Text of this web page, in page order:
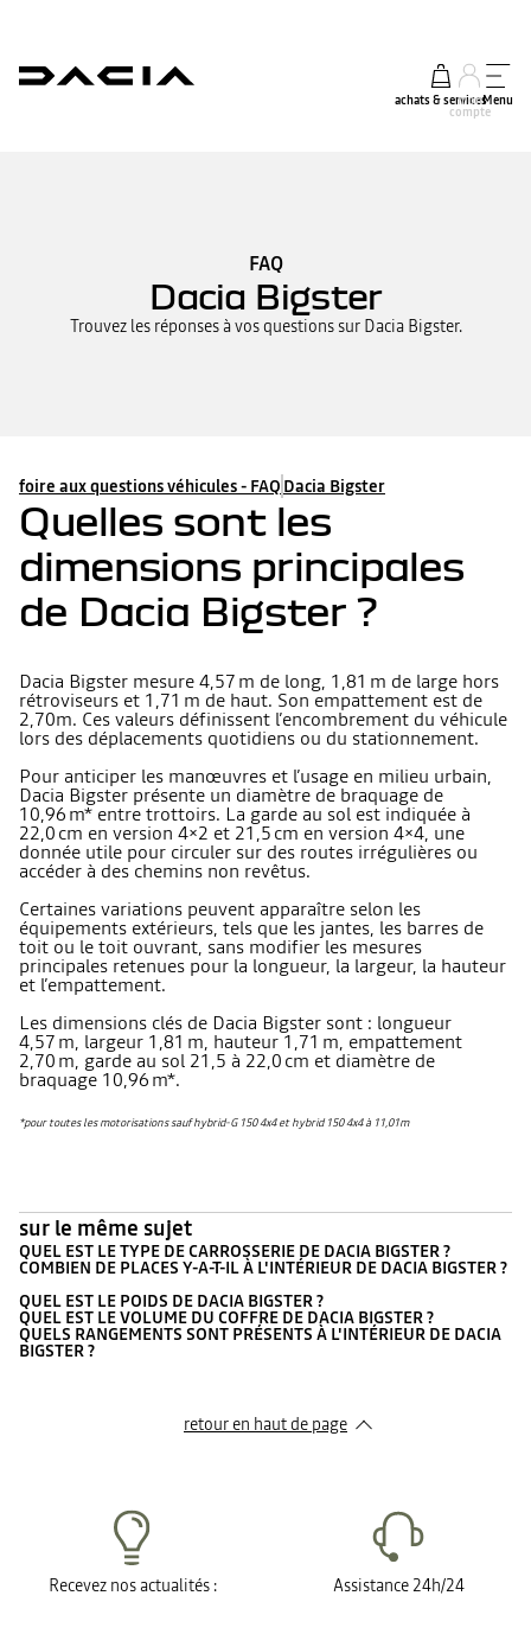
achats & services
mon
compte
Menu
FAQ
Dacia Bigster
Trouvez les réponses à vos questions sur Dacia Bigster.
foire aux questions véhicules - FAQ Dacia Bigster
Quelles sont les
dimensions principales
de Dacia Bigster ?
Dacia Bigster mesure 4,57 m de long, 1,81 m de large hors
rétroviseurs et 1,71 m de haut. Son empattement est de
2,70m. Ces valeurs définissent l’encombrement du véhicule
lors des déplacements quotidiens ou du stationnement.
Pour anticiper les manœuvres et l’usage en milieu urbain,
Dacia Bigster présente un diamètre de braquage de
10,96 m* entre trottoirs. La garde au sol est indiquée à
22,0 cm en version 4×2 et 21,5 cm en version 4×4, une
donnée utile pour circuler sur des routes irrégulières ou
accéder à des chemins non revêtus.
Certaines variations peuvent apparaître selon les
équipements extérieurs, tels que les jantes, les barres de
toit ou le toit ouvrant, sans modifier les mesures
principales retenues pour la longueur, la largeur, la hauteur
et l’empattement.
Les dimensions clés de Dacia Bigster sont : longueur
4,57 m, largeur 1,81 m, hauteur 1,71 m, empattement
2,70 m, garde au sol 21,5 à 22,0 cm et diamètre de
braquage 10,96 m*.
*pour toutes les motorisations sauf hybrid-G 150 4x4 et hybrid 150 4x4 à 11,01m
sur le même sujet
QUEL EST LE TYPE DE CARROSSERIE DE DACIA BIGSTER ?
COMBIEN DE PLACES Y-A-T-IL À L'INTÉRIEUR DE DACIA BIGSTER ?
QUEL EST LE POIDS DE DACIA BIGSTER ?
QUEL EST LE VOLUME DU COFFRE DE DACIA BIGSTER ?
QUELS RANGEMENTS SONT PRÉSENTS À L'INTÉRIEUR DE DACIA
BIGSTER ?
retour en haut de page​
Recevez nos actualités : Assistance 24h/24